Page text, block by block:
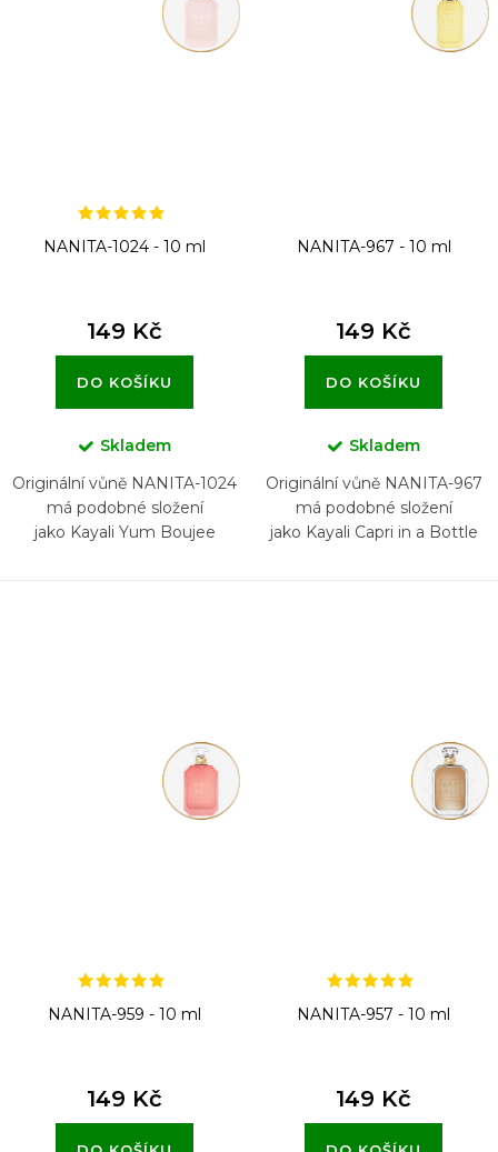
NANITA-1024 - 10 ml
149 Kč
DO KOŠÍKU
Skladem
Originální vůně NANITA-1024
má podobné složení
jako Kayali Yum Boujee
NANITA-967 - 10 ml
149 Kč
DO KOŠÍKU
Skladem
Originální vůně NANITA-967
má podobné složení
jako Kayali Capri in a Bottle
NANITA-959 - 10 ml
149 Kč
NANITA-957 - 10 ml
149 Kč